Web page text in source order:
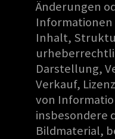
Änderungen
Inhalt,
Darstellung,
Verkauf,
von
insbesondere
Bildmaterial,